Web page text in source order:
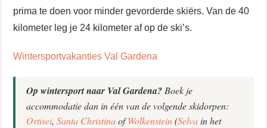
prima te doen voor minder gevorderde skiërs. Van de 40
kilometer leg je 24 kilometer af op de ski’s.
Wintersportvakanties Val Gardena
Op wintersport naar Val Gardena?Boek je
accommodatie dan in één van de volgende skidorpen:
Ortisei,Santa ChristinaofWolkenstein(Selva in het